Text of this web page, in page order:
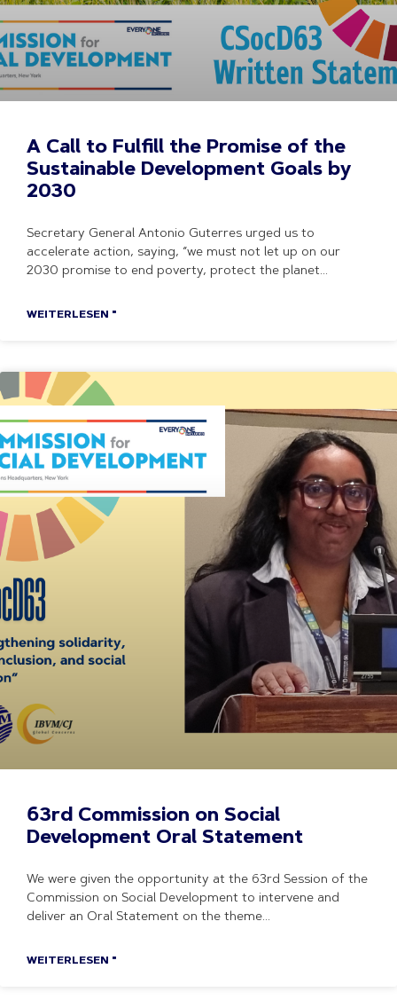
A Call to Fulfill the Promise of the
Sustainable Development Goals by
2030
Secretary General Antonio Guterres urged us to
accelerate action, saying, “we must not let up on our
2030 promise to end poverty, protect the planet
WEITERLESEN "
63rd Commission on Social
Development Oral Statement
We were given the opportunity at the 63rd Session of the
Commission on Social Development to intervene and
deliver an Oral Statement on the theme
WEITERLESEN "